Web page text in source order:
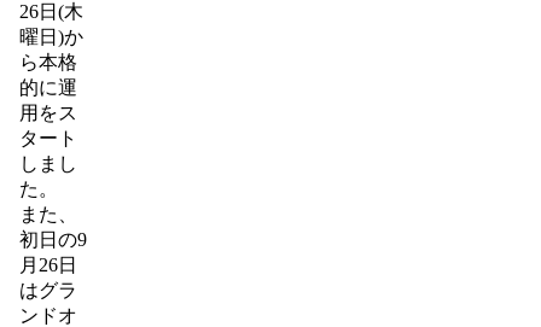
26日(木
曜日)か
ら本格
的に運
用をス
タート
しまし
た。
また、
初日の9
月26日
はグラ
ンドオ